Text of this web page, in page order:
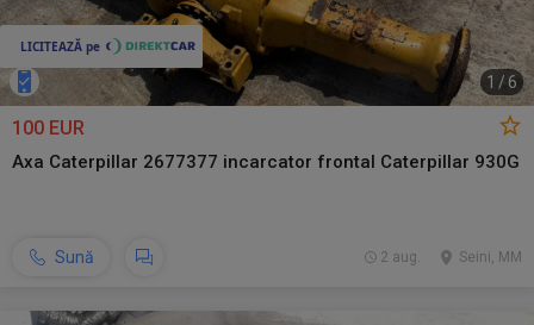
1 /6
100 EUR
Axa Caterpillar 2677377 incarcator frontal Caterpillar 930G
Sună Seini, MM
2 aug.